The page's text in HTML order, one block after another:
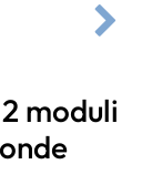
moduli